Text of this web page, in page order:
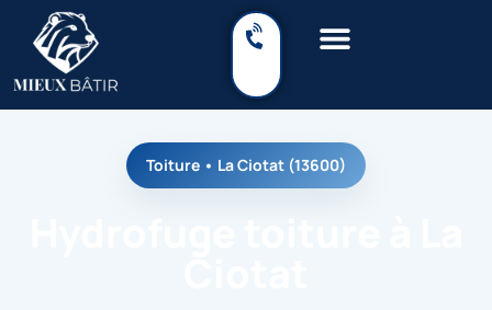
Toiture • La Ciotat (13600)